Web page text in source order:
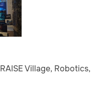
RAISE Village, Robotics,